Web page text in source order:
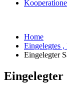
Home
Eingelegtes
Eingelegter
Eingelegter